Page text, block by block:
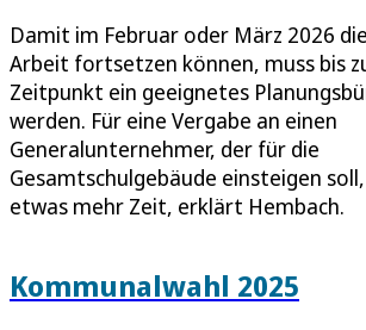
Damit im Februar oder März 2026
Arbeit fortsetzen können, muss bis
Zeitpunkt ein geeignetes
werden. Für eine Vergabe an einen
Generalunternehmer, der für die
Gesamtschulgebäude einsteigen
etwas mehr Zeit, erklärt Hembach.
Kommunalwahl 2025